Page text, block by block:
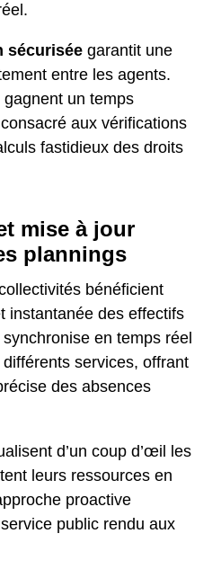
sécurisée garantit une
entre les agents.
un temps
aux vérifications
fastidieux des droits
mise à jour
plannings
bénéficient
instantanée des effectifs
en temps réel
services, offrant
des absences
d’un coup d’œil les
leurs ressources en
proactive
public rendu aux